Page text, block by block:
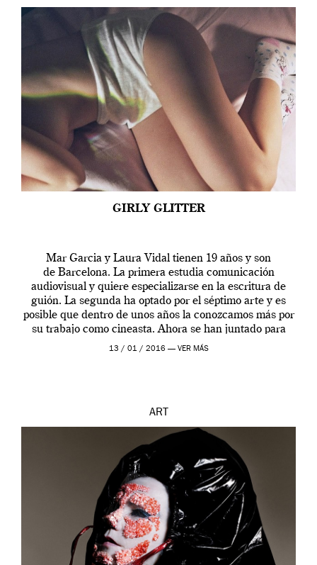
GIRLY GLITTER
Mar Garcia y Laura Vidal tienen 19 años y son
de Barcelona. La primera estudia comunicación
audiovisual y quiere especializarse en la escritura de
guión. La segunda ha optado por el séptimo arte y es
posible que dentro de unos años la conozcamos más por
su trabajo como cineasta. Ahora se han juntado para
contarnos una […]
13 / 01 / 2016 — VER MÁS
ART